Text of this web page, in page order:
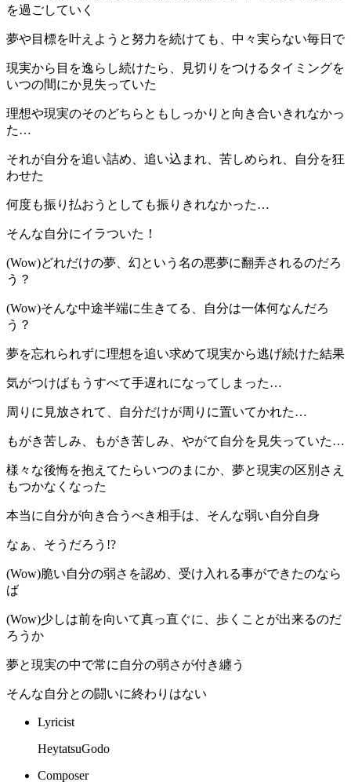
を過ごしていく
夢や目標を叶えようと努力を続けても、中々実らない毎日で
現実から目を逸らし続けたら、見切りをつけるタイミングを
いつの間にか見失っていた
理想や現実のそのどちらともしっかりと向き合いきれなかっ
た…
それが自分を追い詰め、追い込まれ、苦しめられ、自分を狂
わせた
何度も振り払おうとしても振りきれなかった…
そんな自分にイラついた！
(Wow)どれだけの夢、幻という名の悪夢に翻弄されるのだろ
う？
(Wow)そんな中途半端に生きてる、自分は一体何なんだろ
う？
夢を忘れられずに理想を追い求めて現実から逃げ続けた結果
気がつけばもうすべて手遅れになってしまった…
周りに見放されて、自分だけが周りに置いてかれた…
もがき苦しみ、もがき苦しみ、やがて自分を見失っていた…
様々な後悔を抱えてたらいつのまにか、夢と現実の区別さえ
もつかなくなった
本当に自分が向き合うべき相手は、そんな弱い自分自身
なぁ、そうだろう!?
(Wow)脆い自分の弱さを認め、受け入れる事ができたのなら
ば
(Wow)少しは前を向いて真っ直ぐに、歩くことが出来るのだ
ろうか
夢と現実の中で常に自分の弱さが付き纏う
そんな自分との闘いに終わりはない
Lyricist
HeytatsuGodo
Composer